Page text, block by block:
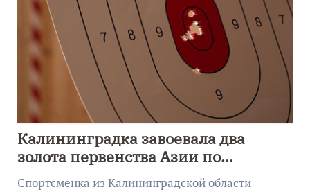
Калининградка завоевала два
золота первенства Азии по
метанию ножа
Спортсменка из Калининградской области